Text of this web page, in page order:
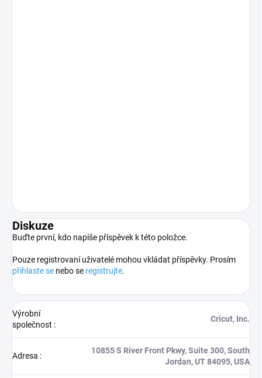
Diskuze
Buďte první, kdo napíše příspěvek k této položce.
Pouze registrovaní uživatelé mohou vkládat příspěvky. Prosím
přihlaste se nebo se registrujte.
Výrobní
společnost :
Cricut, Inc.
Adresa :
10855 S River Front Pkwy, Suite 300, South
Jordan, UT 84095, USA